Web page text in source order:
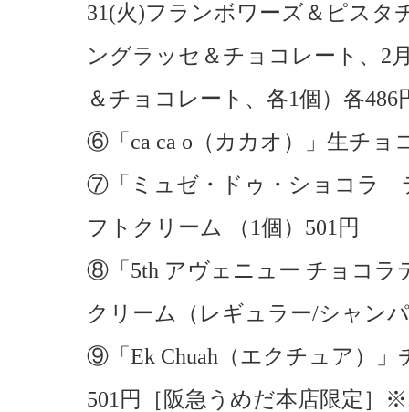
31(火)フランボワーズ＆ピスタ
ングラッセ＆チョコレート、2
＆チョコレート、各1個）各486
⑥「ca ca o（カカオ）」生チョ
⑦「ミュゼ・ドゥ・ショコラ
フトクリーム （1個）501円
⑧「5th アヴェニュー チョコラ
クリーム（レギュラー/シャン
⑨「Ek Chuah（エクチュア）
501円［阪急うめだ本店限定］